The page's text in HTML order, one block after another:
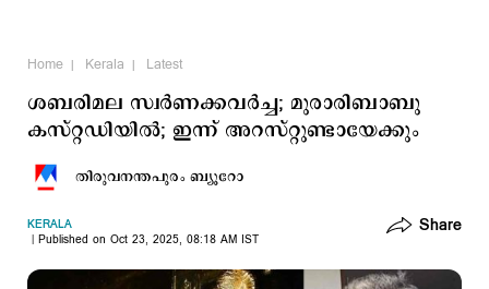
Home Kerala Latest
ശബരിമല സ്വര്‍ണക്കവര്‍ച്ച; മുരാരിബാബു
കസ്റ്റഡിയില്‍; ഇന്ന് അറസ്റ്റുണ്ടായേക്കും
തിരുവനന്തപുരം ബ്യൂറോ
KERALA
Published on Oct 23, 2025, 08:18 AM IST
Share